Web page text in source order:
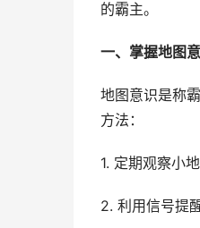
的霸主。
一、掌握地图
地图意识是称
方法：
1. 定期观察小
2. 利用信号提